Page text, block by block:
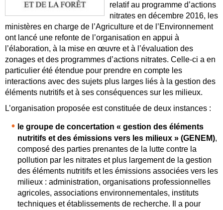
relatif au programme d’actions
nitrates en décembre 2016, les
ministères en charge de l’Agriculture et de l’Environnement
ont lancé une refonte de l’organisation en appui à
l’élaboration, à la mise en œuvre et à l’évaluation des
zonages et des programmes d’actions nitrates. Celle-ci a en
particulier été étendue pour prendre en compte les
interactions avec des sujets plus larges liés à la gestion des
éléments nutritifs et à ses conséquences sur les milieux.
L’organisation proposée est constituée de deux instances :
le groupe de concertation « gestion des éléments
nutritifs et des émissions vers les milieux » (GENEM),
composé des parties prenantes de la lutte contre la
pollution par les nitrates et plus largement de la gestion
des éléments nutritifs et les émissions associées vers les
milieux : administration, organisations professionnelles
agricoles, associations environnementales, instituts
techniques et établissements de recherche. Il a pour